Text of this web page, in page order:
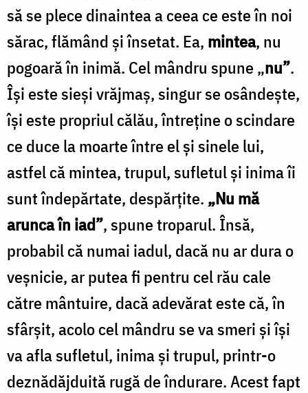
să se plece dinaintea a ceea ce este în noi
sărac, flămând şi însetat. Ea, mintea, nu
pogoară în inimă. Cel mândru spune „nu”.
Îşi este sieşi vrăjmaş, singur se osândeşte,
îşi este propriul călău, întreţine o scindare
ce duce la moarte între el şi sinele lui,
astfel că mintea, trupul, sufletul şi inima îi
sunt îndepărtate, despărţite. „Nu mă
arunca în iad”, spune troparul. Însă,
probabil că numai iadul, dacă nu ar dura o
veşnicie, ar putea fi pentru cel rău cale
către mântuire, dacă adevărat este că, în
sfârşit, acolo cel mândru se va smeri şi îşi
va afla sufletul, inima şi trupul, printr-o
deznădăjduită rugă de îndurare. Acest fapt